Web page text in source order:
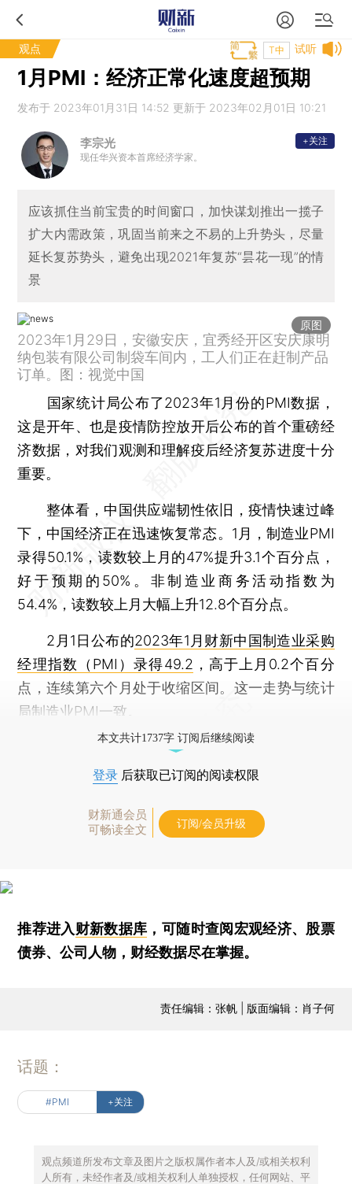
观点 试听
T中
1月PMI：经济正常化速度超预期
发布于 2023年01月31日 14:52 更新于 2023年02月01日 10:21
李宗光
现任华兴资本首席经济学家。
+关注
应该抓住当前宝贵的时间窗口，加快谋划推出一揽子
扩大内需政策，巩固当前来之不易的上升势头，尽量
延长复苏势头，避免出现2021年复苏“昙花一现”的情
景
原图
2023年1月29日，安徽安庆，宜秀经开区安庆康明
纳包装有限公司制袋车间内，工人们正在赶制产品
订单。图：视觉中国
国家统计局公布了2023年1月份的PMI数据，
这是开年、也是疫情防控放开后公布的首个重磅经
济数据，对我们观测和理解疫后经济复苏进度十分
重要。
整体看，中国供应端韧性依旧，疫情快速过峰
下，中国经济正在迅速恢复常态。1月，制造业PMI
录得50.1%，读数较上月的47%提升3.1个百分点，
好于预期的50%。非制造业商务活动指数为
54.4%，读数较上月大幅上升12.8个百分点。
2月1日公布的2023年1月财新中国制造业采购
经理指数（PMI）录得49.2 ，高于上月0.2个百分
点，连续第六个月处于收缩区间。这一走势与统计
局制造业PMI一致。
本文共计1737字 订阅后继续阅读
登录 后获取已订阅的阅读权限
财新通会员
可畅读全文
订阅/会员升级
推荐进入财新数据库 ，可随时查阅宏观经济、股票
债券、公司人物，财经数据尽在掌握。
责任编辑：张帆 | 版面编辑：肖子何
话题：
#PMI +关注
观点频道所发布文章及图片之版权属作者本人及/或相关权利
人所有，未经作者及/或相关权利人单独授权，任何网站、平